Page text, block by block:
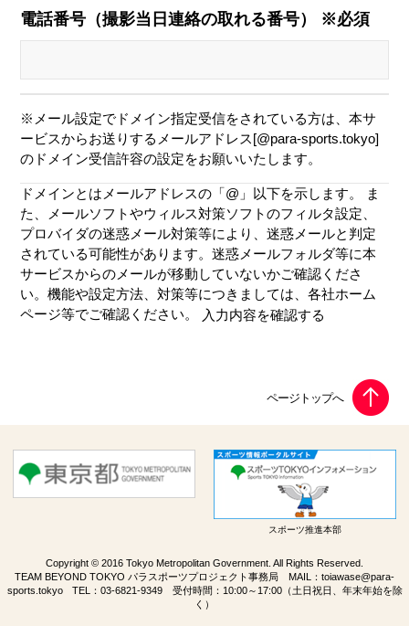
電話番号（撮影当日連絡の取れる番号） ※必須
※メール設定でドメイン指定受信をされている方は、本サ
ービスからお送りするメールアドレス[@para-sports.tokyo]
のドメイン受信許容の設定をお願いいたします。
ドメインとはメールアドレスの「@」以下を示します。 ま
た、メールソフトやウィルス対策ソフトのフィルタ設定、
プロバイダの迷惑メール対策等により、迷惑メールと判定
されている可能性があります。迷惑メールフォルダ等に本
サービスからのメールが移動していないかご確認くださ
い。機能や設定方法、対策等につきましては、各社ホーム
ページ等でご確認ください。
スポーツ推進本部
Copyright © 2016 Tokyo Metropolitan Government. All Rights Reserved.
TEAM BEYOND TOKYO パラスポーツプロジェクト事務局 MAIL： toiawase@para-
sports.tokyoTEL： 03-6821-9349受付時間：10:00～17:00（土日祝日、年末年始を除
く）